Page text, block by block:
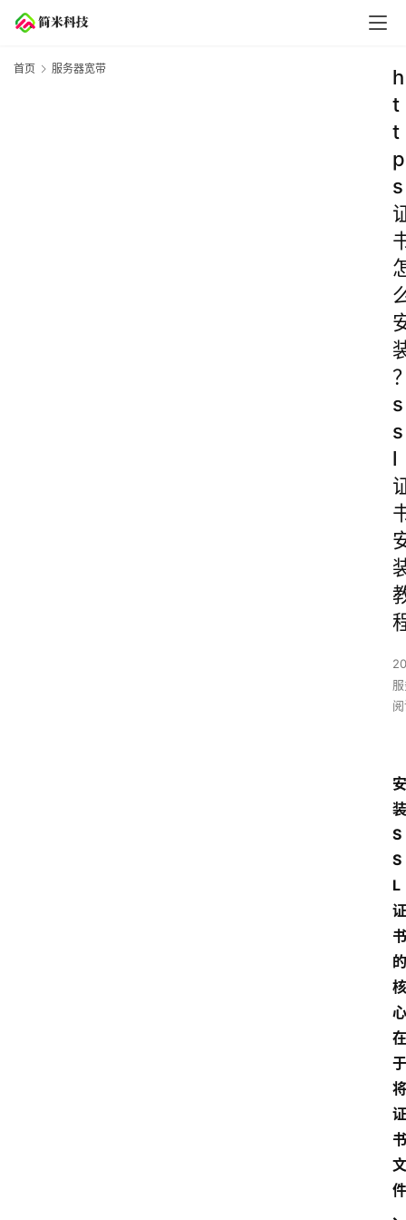
首页 服务器宽带
h
t
t
p
s
s
s
l
安
装
S
S
L
证
书
的
核
心
在
于
将
证
书
文
件
、